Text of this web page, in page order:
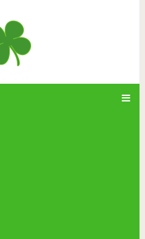
семья 10 лет жила в